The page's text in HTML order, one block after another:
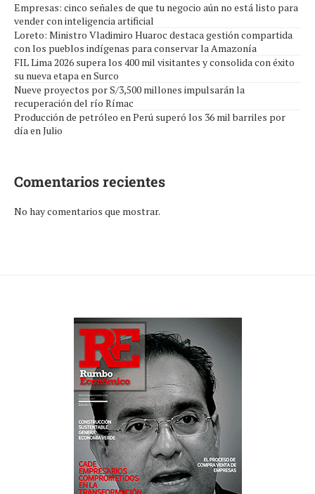
Empresas: cinco señales de que tu negocio aún no está listo para
vender con inteligencia artificial
Loreto: Ministro Vladimiro Huaroc destaca gestión compartida
con los pueblos indígenas para conservar la Amazonía
FIL Lima 2026 supera los 400 mil visitantes y consolida con éxito
su nueva etapa en Surco
Nueve proyectos por S/3,500 millones impulsarán la
recuperación del río Rímac
Producción de petróleo en Perú superó los 36 mil barriles por
día en Julio
Comentarios recientes
No hay comentarios que mostrar.